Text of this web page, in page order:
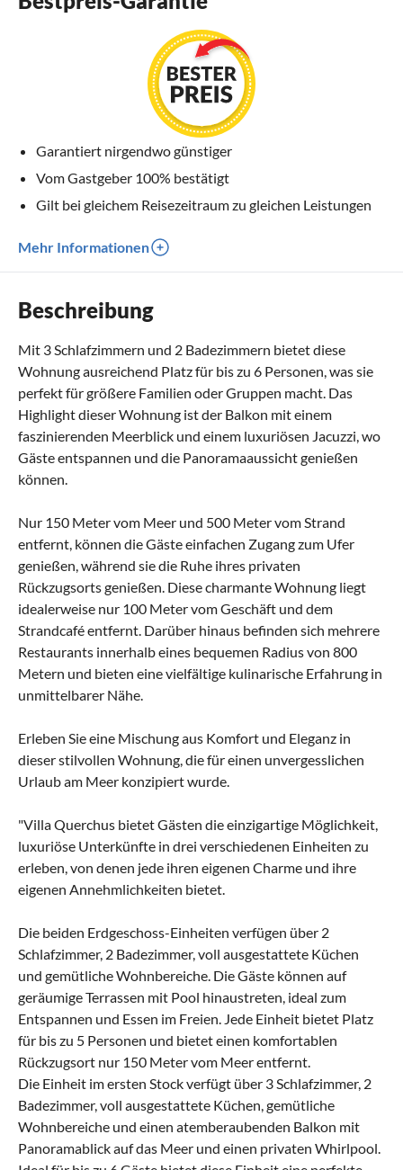
Garantiert nirgendwo günstiger
Vom Gastgeber 100% bestätigt
Gilt bei gleichem Reisezeitraum zu gleichen Leistungen
Mehr Informationen
Beschreibung
Mit 3 Schlafzimmern und 2 Badezimmern bietet diese
Wohnung ausreichend Platz für bis zu 6 Personen, was sie
perfekt für größere Familien oder Gruppen macht. Das
Highlight dieser Wohnung ist der Balkon mit einem
faszinierenden Meerblick und einem luxuriösen Jacuzzi, wo
Gäste entspannen und die Panoramaaussicht genießen
können.
Nur 150 Meter vom Meer und 500 Meter vom Strand
entfernt, können die Gäste einfachen Zugang zum Ufer
genießen, während sie die Ruhe ihres privaten
Rückzugsorts genießen. Diese charmante Wohnung liegt
idealerweise nur 100 Meter vom Geschäft und dem
Strandcafé entfernt. Darüber hinaus befinden sich mehrere
Restaurants innerhalb eines bequemen Radius von 800
Metern und bieten eine vielfältige kulinarische Erfahrung in
unmittelbarer Nähe.
Erleben Sie eine Mischung aus Komfort und Eleganz in
dieser stilvollen Wohnung, die für einen unvergesslichen
Urlaub am Meer konzipiert wurde.
"Villa Querchus bietet Gästen die einzigartige Möglichkeit,
luxuriöse Unterkünfte in drei verschiedenen Einheiten zu
erleben, von denen jede ihren eigenen Charme und ihre
eigenen Annehmlichkeiten bietet.
Die beiden Erdgeschoss-Einheiten verfügen über 2
Schlafzimmer, 2 Badezimmer, voll ausgestattete Küchen
und gemütliche Wohnbereiche. Die Gäste können auf
geräumige Terrassen mit Pool hinaustreten, ideal zum
Entspannen und Essen im Freien. Jede Einheit bietet Platz
für bis zu 5 Personen und bietet einen komfortablen
Rückzugsort nur 150 Meter vom Meer entfernt.
Die Einheit im ersten Stock verfügt über 3 Schlafzimmer, 2
Badezimmer, voll ausgestattete Küchen, gemütliche
Wohnbereiche und einen atemberaubenden Balkon mit
Panoramablick auf das Meer und einen privaten Whirlpool.